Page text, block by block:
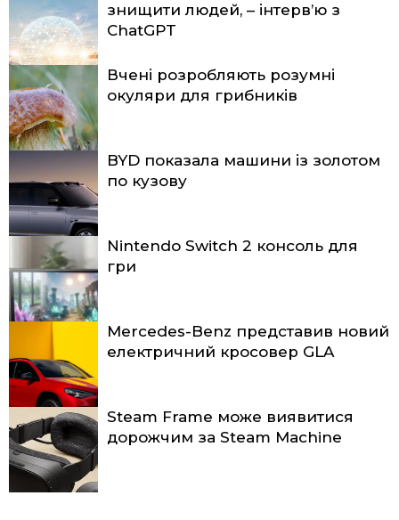
знищити людей, – інтерв’ю з
ChatGPT
Вчені розробляють розумні
окуляри для грибників
BYD показала машини із золотом
по кузову
Nintendo Switch 2 консоль для
гри
Mercedes-Benz представив новий
електричний кросовер GLA
Steam Frame може виявитися
дорожчим за Steam Machine